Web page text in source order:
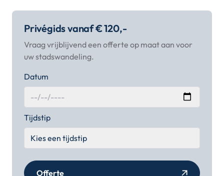
Privégids vanaf € 120,-
Vraag vrijblijvend een offerte op maat aan voor
uw stadswandeling.
Datum
Tijdstip
Offerte